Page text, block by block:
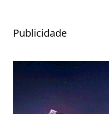
Publicidade